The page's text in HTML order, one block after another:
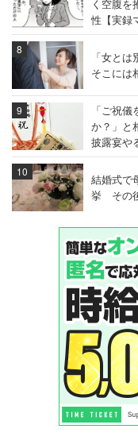
く空腹
性【実録
「女と
そこに
「ご祝
か？」と
披露宴や
結婚式で
挙 その